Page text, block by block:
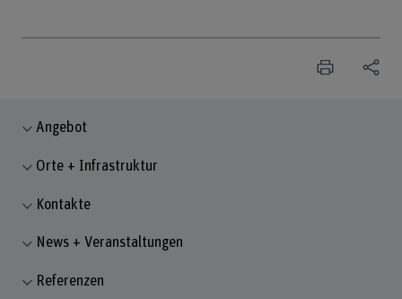
Angebot
Orte + Infrastruktur
Kontakte
News + Veranstaltungen
Referenzen